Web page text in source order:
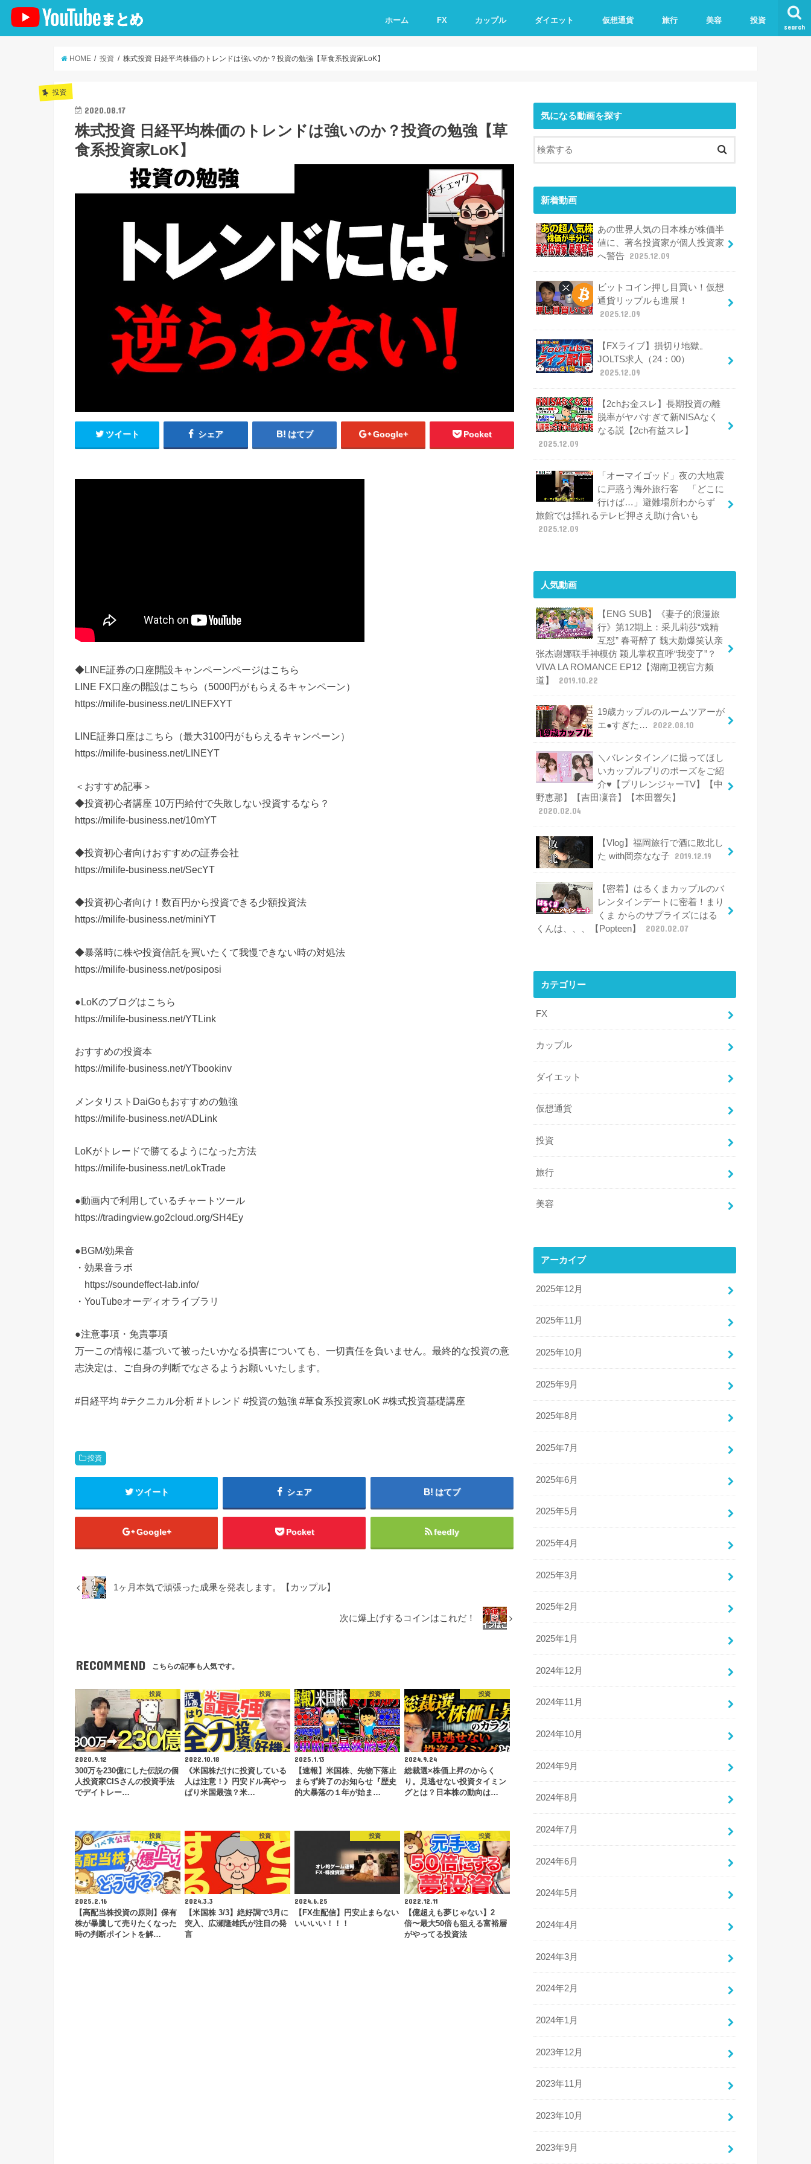
search
ホーム FX カップル ダイエット 仮想通貨 旅行 美容 投資
HOME 投資 株式投資 日経平均株価のトレンドは強いのか？投資の勉強【草食系投資家LoK】
投資
2020.08.17
株式投資 日経平均株価のトレンドは強いのか？投資の勉強【草
食系投資家LoK】
ツイート シェア はてブ Google+ Pocket
◆LINE証券の口座開設キャンペーンページはこちら
LINE FX口座の開設はこちら（5000円がもらえるキャンペーン）
https://milife-business.net/LINEFXYT
LINE証券口座はこちら（最大3100円がもらえるキャンペーン）
https://milife-business.net/LINEYT
＜おすすめ記事＞
◆投資初心者講座 10万円給付で失敗しない投資するなら？
https://milife-business.net/10mYT
◆投資初心者向けおすすめの証券会社
https://milife-business.net/SecYT
◆投資初心者向け！数百円から投資できる少額投資法
https://milife-business.net/miniYT
◆暴落時に株や投資信託を買いたくて我慢できない時の対処法
https://milife-business.net/posiposi
●LoKのブログはこちら
https://milife-business.net/YTLink
おすすめの投資本
https://milife-business.net/YTbookinv
メンタリストDaiGoもおすすめの勉強
https://milife-business.net/ADLink
LoKがトレードで勝てるようになった方法
https://milife-business.net/LokTrade
●動画内で利用しているチャートツール
https://tradingview.go2cloud.org/SH4Ey
●BGM/効果音
・効果音ラボ
https://soundeffect-lab.info/
・YouTubeオーディオライブラリ
●注意事項・免責事項
万一この情報に基づいて被ったいかなる損害についても、一切責任を負いません。最終的な投資の意
志決定は、ご自身の判断でなさるようお願いいたします。
#日経平均 #テクニカル分析 #トレンド #投資の勉強 #草食系投資家LoK #株式投資基礎講座
投資
ツイート シェア はてブ
Google+ Pocket feedly
1ヶ月本気で頑張った成果を発表します。【カップル】
次に爆上げするコインはこれだ！
RECOMMEND こちらの記事も人気です。
投資
2020.9.12
300万を230億にした伝説の個
人投資家CISさんの投資手法
でデイトレー…
投資
2022.10.18
《米国株だけに投資している
人は注意！》円安ドル高やっ
ぱり米国最強？米…
投資
2025.1.13
【速報】米国株、先物下落止
まらず終了のお知らせ『歴史
的大暴落の１年が始ま…
投資
2024.9.24
総裁選×株価上昇のからく
り。見逃せない投資タイミン
グとは？日本株の動向は…
投資
2025.2.16
【高配当株投資の原則】保有
株が暴騰して売りたくなった
時の判断ポイントを解…
投資
2024.3.3
【米国株 3/3】絶好調で3月に
突入、広瀬隆雄氏が注目の発
言
投資
2024.6.25
【FX生配信】円安止まらない
いいいい！！！
投資
2022.12.11
【億超えも夢じゃない】2
倍〜最大50倍も狙える富裕層
がやってる投資法
気になる動画を探す
新着動画
あの世界人気の日本株が株価半
値に、著名投資家が個人投資家
へ警告 2025.12.09
ビットコイン押し目買い！仮想
通貨リップルも進展！
2025.12.09
【FXライブ】損切り地獄。
JOLTS求人（24：00）
2025.12.09
【2chお金スレ】長期投資の離
脱率がヤバすぎて新NISAなく
なる説【2ch有益スレ】
2025.12.09
「オーマイゴッド」夜の大地震
に戸惑う海外旅行客 「どこに
行けば…」避難場所わからず
旅館では揺れるテレビ押さえ助け合いも
2025.12.09
人気動画
【ENG SUB】《妻子的浪漫旅
行》第12期上：采儿莉莎“戏精
互怼” 春哥醉了 魏大勋爆笑认亲
张杰谢娜联手神模仿 颖儿掌权直呼“我变了”？
VIVA LA ROMANCE EP12【湖南卫视官方频
道】
2019.10.22
19歳カップルのルームツアーが
エ●すぎた…
2022.08.10
＼バレンタイン／に撮ってほし
いカップルプリのポーズをご紹
介♥【プリレンジャーTV】【中
野恵那】【吉田凜音】【本田響矢】
2020.02.04
【Vlog】福岡旅行で酒に敗北し
た with岡奈なな子 2019.12.19
【密着】はるくまカップルのバ
レンタインデートに密着！まり
くま からのサプライズにはる
くんは、、、【Popteen】
2020.02.07
カテゴリー
FX
カップル
ダイエット
仮想通貨
投資
旅行
美容
アーカイブ
2025年12月
2025年11月
2025年10月
2025年9月
2025年8月
2025年7月
2025年6月
2025年5月
2025年4月
2025年3月
2025年2月
2025年1月
2024年12月
2024年11月
2024年10月
2024年9月
2024年8月
2024年7月
2024年6月
2024年5月
2024年4月
2024年3月
2024年2月
2024年1月
2023年12月
2023年11月
2023年10月
2023年9月